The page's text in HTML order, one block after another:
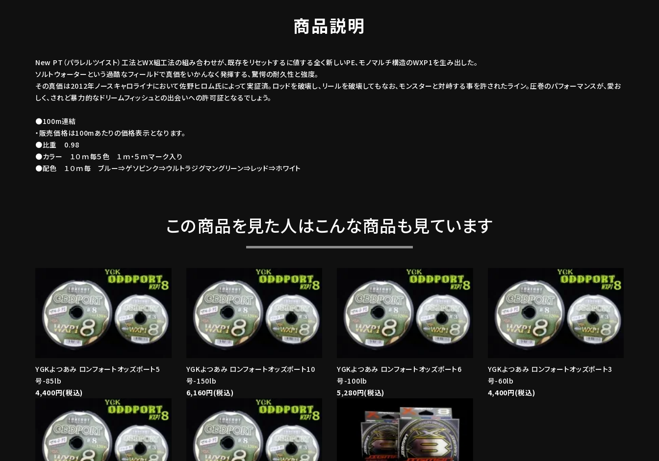
商品説明
New PT（パラレルツイスト）工法とWX組工法の組み合わせが、既存をリセットするに値する全く新しいPE、モノマルチ構造のWXP1を生み出した。
ソルトウォーターという過酷なフィールドで真価をいかんなく発揮する、驚愕の耐久性と強度。
その真価は2012年ノースキャロライナにおいて佐野ヒロム氏によって実証済。ロッドを破壊し、リールを破壊してもなお、モンスターと対峙する事を許されたライン。圧巻のパフォーマンスが、愛お
しく、されど暴力的なドリームフィッシュとの出会いへの許可証となるでしょう。
●100m連結
・販売価格は100mあたりの価格表示となります。
●比重 0.98
●カラー １０ｍ毎５色 １ｍ・５ｍマーク入り
●配色 １０ｍ毎 ブルー⇒ゲソピンク⇒ウルトラジグマングリーン⇒レッド⇒ホワイト
この商品を見た人はこんな商品も見ています
YGKよつあみ ロンフォートオッズポート5
号-85lb
4,400円(税込)
YGKよつあみ ロンフォートオッズポート10
号-150lb
6,160円(税込)
YGKよつあみ ロンフォートオッズポート6
号-100lb
5,280円(税込)
YGKよつあみ ロンフォートオッズポート3
号-60lb
4,400円(税込)